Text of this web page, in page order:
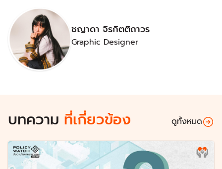
ชญาดา จิรกิตติถาวร
Graphic Designer
บทความ ที่เกี่ยวข้อง ดูทั้งหมด